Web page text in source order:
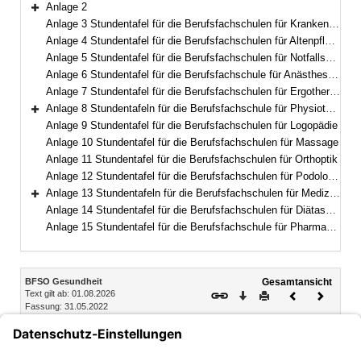
Bereich erweitern
Anlage 2
Anlage 3 Stundentafel für die Berufsfachschulen für Krankenpflegehilfe
Anlage 4 Stundentafel für die Berufsfachschulen für Altenpflegehilfe
Anlage 5 Stundentafel für die Berufsfachschulen für Notfallsanitäterinnen und Notfallsanitäter
Anlage 6 Stundentafel für die Berufsfachschule für Anästhesietechnische Assistentinnen und Assistenten und operationstechnische Assistentinnen und Assistenten
Anlage 7 Stundentafel für die Berufsfachschulen für Ergotherapie
Bereich erweitern
Anlage 8 Stundentafeln für die Berufsfachschule für Physiotherapie
Anlage 9 Stundentafel für die Berufsfachschulen für Logopädie
Anlage 10 Stundentafel für die Berufsfachschulen für Massage
Anlage 11 Stundentafel für die Berufsfachschulen für Orthoptik
Anlage 12 Stundentafel für die Berufsfachschulen für Podologie
Bereich erweitern
Anlage 13 Stundentafeln für die Berufsfachschulen für Medizinische Technologie
Anlage 14 Stundentafel für die Berufsfachschulen für Diätassistentinnen und Diätassistenten
Anlage 15 Stundentafel für die Berufsfachschule für Pharmazeutisch-technische Assistentinnen und Assistenten
Inhalt
BFSO Gesundheit
Text gilt ab: 01.08.2026
Fassung: 31.05.2022
Gesamtansicht
Download
DruckenVorheriges
§ 51 Elternvertretung